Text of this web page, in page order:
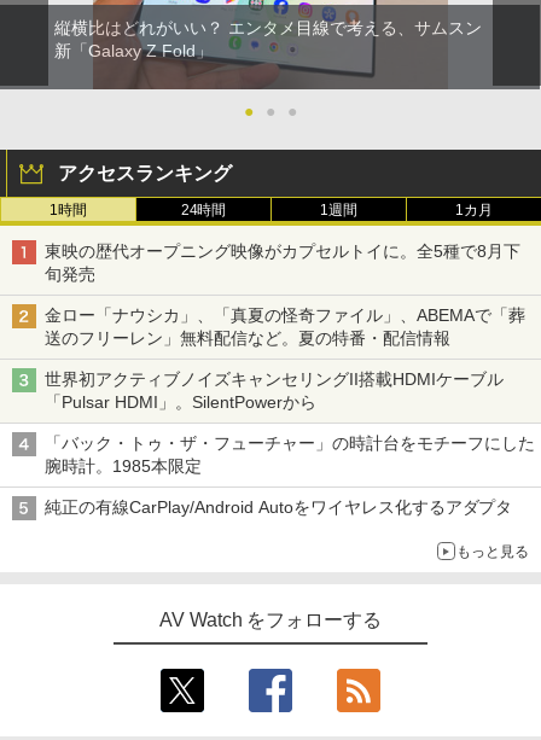
縦横比はどれがいい？ エンタメ目線で考える、サムスン
新「Galaxy Z Fold」
● ● ●
アクセスランキング
1時間 24時間 1週間 1カ月
東映の歴代オープニング映像がカプセルトイに。全5種で8月下
旬発売
金ロー「ナウシカ」、「真夏の怪奇ファイル」、ABEMAで「葬
送のフリーレン」無料配信など。夏の特番・配信情報
世界初アクティブノイズキャンセリングII搭載HDMIケーブル
「Pulsar HDMI」。SilentPowerから
「バック・トゥ・ザ・フューチャー」の時計台をモチーフにした
腕時計。1985本限定
純正の有線CarPlay/Android Autoをワイヤレス化するアダプタ
もっと見る
AV Watch をフォローする